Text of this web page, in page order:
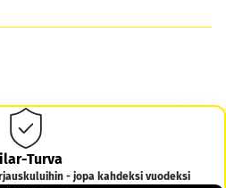
Turva
- jopa kahdeksi vuodeksi